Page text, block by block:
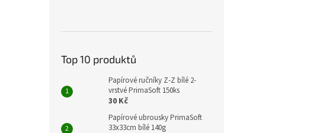
Top 10 produktů
Papírové ručníky Z-Z bílé 2-
vrstvé PrimaSoft 150ks
30 Kč
Papírové ubrousky PrimaSoft
33x33cm bílé 140g